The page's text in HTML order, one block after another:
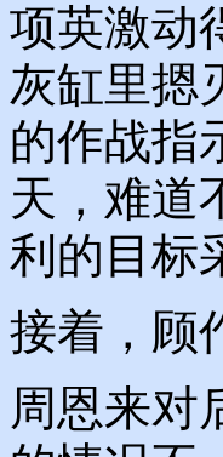
项英激动
灰缸里摁
的作战指
天，难道
利的目标
接着，顾
周恩来对